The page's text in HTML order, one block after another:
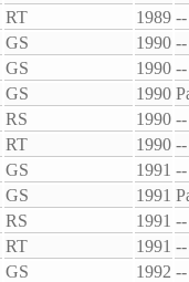
RT 1989 --
GS 1990 --
GS 1990 --
GS 1990
RS 1990 --
RT 1990 --
GS 1991 --
GS 1991
RS 1991 --
RT 1991 --
GS 1992 --